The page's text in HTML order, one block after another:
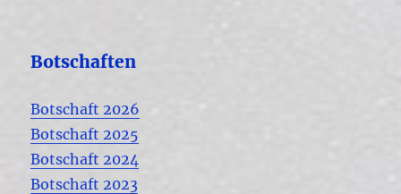
Botschaften
Botschaft 2026
Botschaft 2025
Botschaft 2024
Botschaft 2023